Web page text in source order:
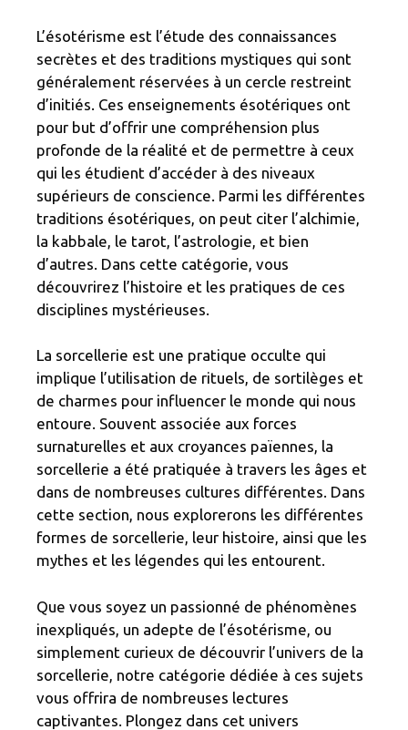
L’ésotérisme est l’étude des connaissances
secrètes et des traditions mystiques qui sont
généralement réservées à un cercle restreint
d’initiés. Ces enseignements ésotériques ont
pour but d’offrir une compréhension plus
profonde de la réalité et de permettre à ceux
qui les étudient d’accéder à des niveaux
supérieurs de conscience. Parmi les différentes
traditions ésotériques, on peut citer l’alchimie,
la kabbale, le tarot, l’astrologie, et bien
d’autres. Dans cette catégorie, vous
découvrirez l’histoire et les pratiques de ces
disciplines mystérieuses.
La sorcellerie est une pratique occulte qui
implique l’utilisation de rituels, de sortilèges et
de charmes pour influencer le monde qui nous
entoure. Souvent associée aux forces
surnaturelles et aux croyances païennes, la
sorcellerie a été pratiquée à travers les âges et
dans de nombreuses cultures différentes. Dans
cette section, nous explorerons les différentes
formes de sorcellerie, leur histoire, ainsi que les
mythes et les légendes qui les entourent.
Que vous soyez un passionné de phénomènes
inexpliqués, un adepte de l’ésotérisme, ou
simplement curieux de découvrir l’univers de la
sorcellerie, notre catégorie dédiée à ces sujets
vous offrira de nombreuses lectures
captivantes. Plongez dans cet univers